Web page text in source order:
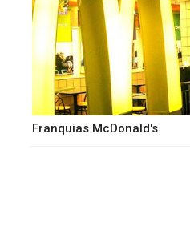
Franquias McDonald's